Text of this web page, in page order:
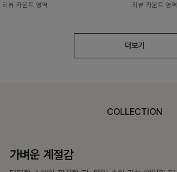
리뷰 카운트 영역 리뷰 카운트 영역
더보기
COLLECTION
가장 쉬운 코디